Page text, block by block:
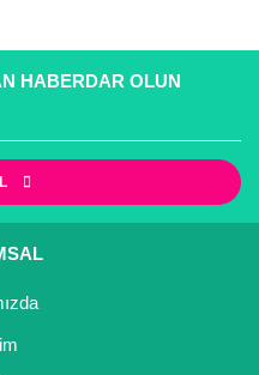
HABERDAR OLUN